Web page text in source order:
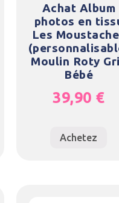
Achat Album
photos en
Les
Moulin Roty
Bébé
39,90 €
Achetez